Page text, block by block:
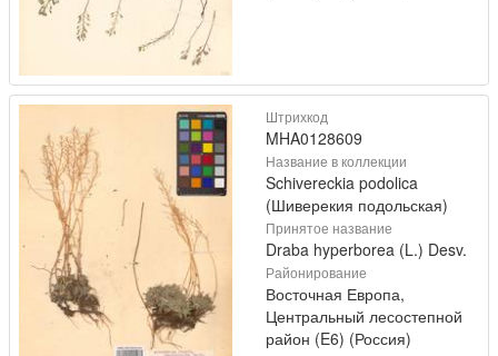
Штрихкод
MHA0128609
Название в коллекции
Schivereckia podolica
(Шиверекия подольская)
Принятое название
Draba hyperborea (L.) Desv.
Районирование
Восточная Европа,
Центральный лесостепной
район (E6) (Россия)